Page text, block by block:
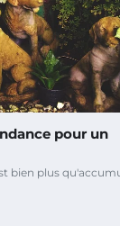
pour un
bien plus